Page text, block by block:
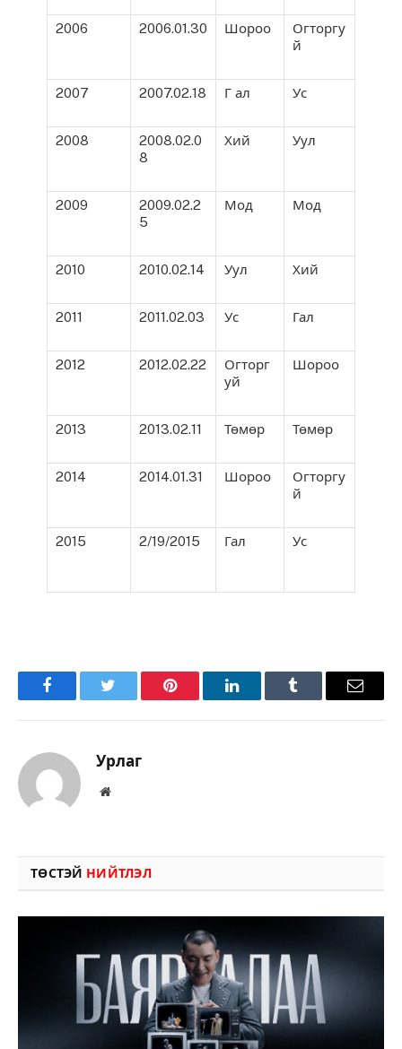
2006 2006.01.30 Шороо
Огторгу
й
2007 2007.02.18 Г ал Ус
2008
2008.02.0
8
Хий Уул
2009
2009.02.2
5
Мод Мод
2010 2010.02.14 Уул Хий
2011 2011.02.03 Ус Гал
2012 2012.02.22
Огторг
уй
Шороо
2013 2013.02.11 Төмөр Төмөр
2014 2014.01.31 Шороо
Огторгу
й
2015 2/19/2015 Гал Ус
FacebookTwitter Pinterest LinkedInTumblr Имэйл
Урлаг
Вэбсайт
ТӨСТЭЙ НИЙТЛЭЛ